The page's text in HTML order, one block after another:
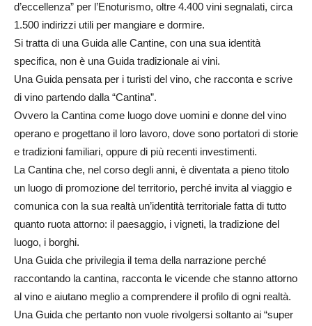
d’eccellenza” per l’Enoturismo, oltre 4.400 vini segnalati, circa
1.500 indirizzi utili per mangiare e dormire.
Si tratta di una Guida alle Cantine, con una sua identità
specifica, non è una Guida tradizionale ai vini.
Una Guida pensata per i turisti del vino, che racconta e scrive
di vino partendo dalla “Cantina”.
Ovvero la Cantina come luogo dove uomini e donne del vino
operano e progettano il loro lavoro, dove sono portatori di storie
e tradizioni familiari, oppure di più recenti investimenti.
La Cantina che, nel corso degli anni, è diventata a pieno titolo
un luogo di promozione del territorio, perché invita al viaggio e
comunica con la sua realtà un’identità territoriale fatta di tutto
quanto ruota attorno: il paesaggio, i vigneti, la tradizione del
luogo, i borghi.
Una Guida che privilegia il tema della narrazione perché
raccontando la cantina, racconta le vicende che stanno attorno
al vino e aiutano meglio a comprendere il profilo di ogni realtà.
Una Guida che pertanto non vuole rivolgersi soltanto ai “super